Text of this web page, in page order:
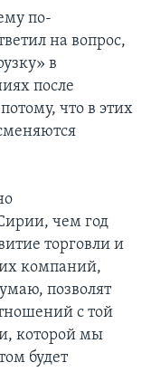
по-
на вопрос,
в
после
что в этих
чем год
торговли и
компаний,
позволят
с той
которой мы
будет